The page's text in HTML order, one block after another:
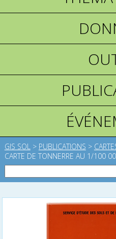
GIS SOL > PUBLICATIONS >
CARTE DE TONNERRE AU 1/100